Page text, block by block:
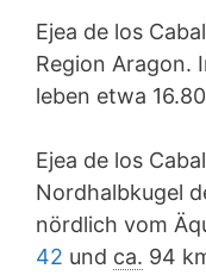
Ejea de los
Region Aragon.
leben etwa
Ejea de los
Nordhalbkugel
nördlich vom
42 und ca. 94